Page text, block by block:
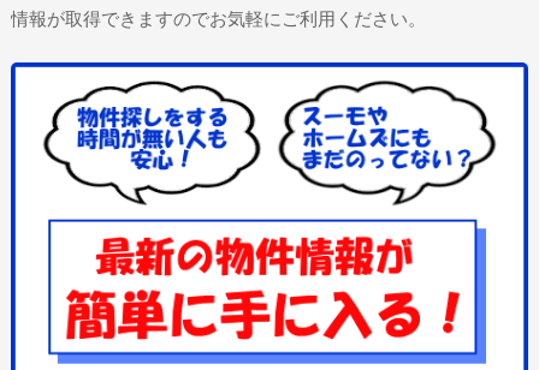
情報が取得できますのでお気軽にご利用ください。